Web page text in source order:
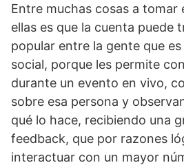
Entre muchas cosas a tomar
ellas es que la cuenta puede
popular entre la gente que es
social, porque les permite
durante un evento en vivo,
sobre esa persona y
qué lo hace, recibiendo una
feedback, que por razones
interactuar con un mayor